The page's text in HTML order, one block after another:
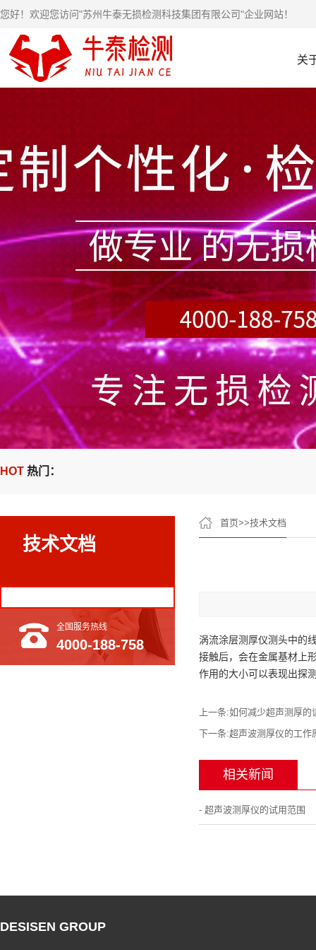
您好！欢迎您访问"苏州牛泰无损检测科技集团有限公司"企业网站！
关
HOT 热门：
技术文档
全国服务热线
4000-188-758
首页>>技术文档
涡流涂层测厚仪测头中的
接触后，会在金属基材上
作用的大小可以表现出探
上一条:如何减少超声测厚的
下一条:超声波测厚仪的工作
相关新闻
- 超声波测厚仪的试用范围
DESISEN GROUP